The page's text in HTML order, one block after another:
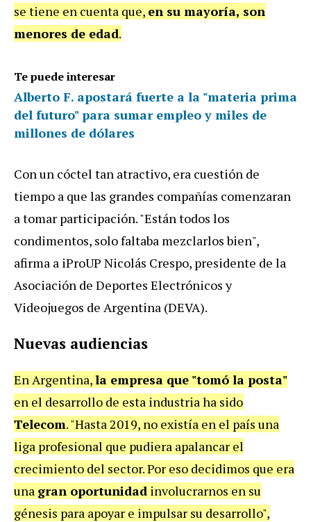
se tiene en cuenta que, en su mayoría, son
menores de edad.
Te puede interesar
Alberto F. apostará fuerte a la "materia prima
del futuro" para sumar empleo y miles de
millones de dólares
Con un cóctel tan atractivo, era cuestión de
tiempo a que las grandes compañías comenzaran
a tomar participación. "Están todos los
condimentos, solo faltaba mezclarlos bien",
afirma a iProUP Nicolás Crespo, presidente de la
Asociación de Deportes Electrónicos y
Videojuegos de Argentina (DEVA).
Nuevas audiencias
En Argentina,la empresa que "tomó la posta"
en el desarrollo de esta industria ha sido
Telecom. "Hasta 2019, no existía en el país una
liga profesional que pudiera apalancar el
crecimiento del sector. Por eso decidimos que era
una gran oportunidad involucrarnos en su
génesis para apoyar e impulsar su desarrollo",